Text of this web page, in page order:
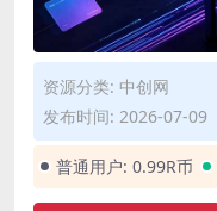
资源分类: 中创网
发布时间: 2026-07-09
普通用户: 0.99R币